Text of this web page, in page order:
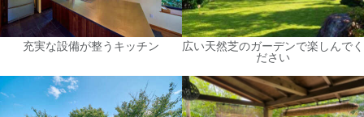
充実な設備が整うキッチン 広い天然芝のガーデンで楽しんでく
ださい